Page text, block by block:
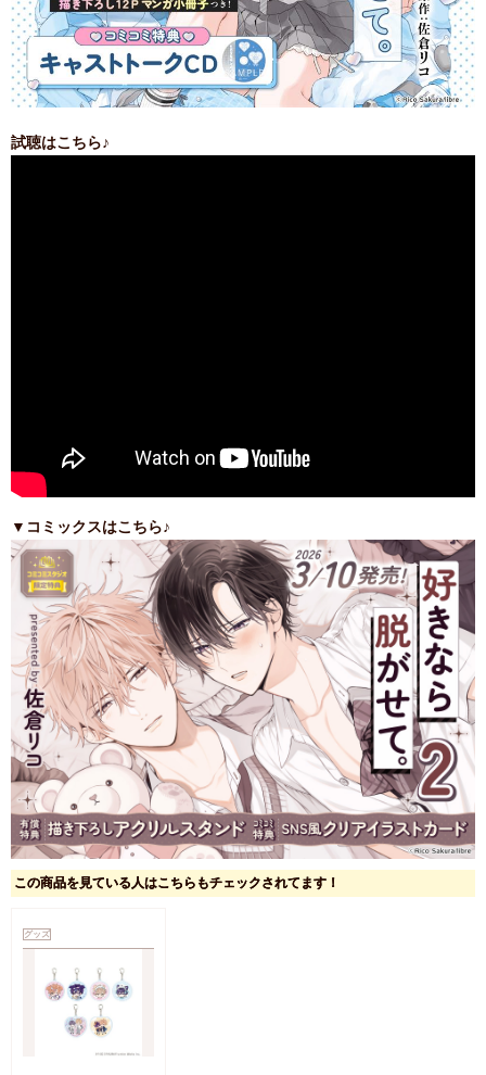
試聴はこちら♪
▼コミックスはこちら♪
この商品を見ている人はこちらもチェックされてます！
グッズ